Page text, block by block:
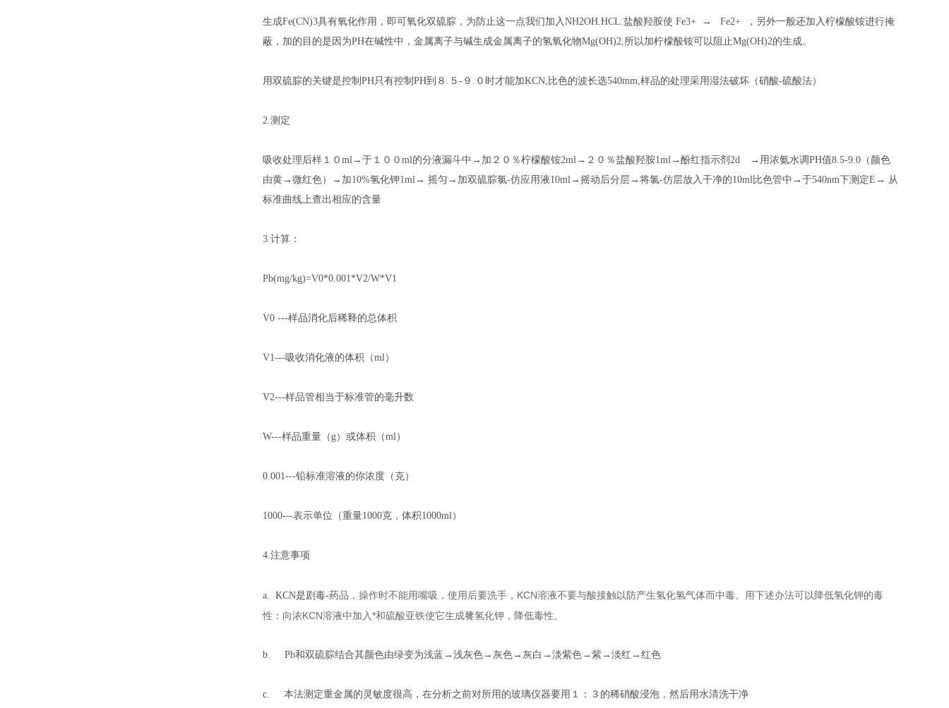
生成Fe(CN)3具有氧化作用，即可氧化双硫腙，为防止这一点我们加入NH2OH.HCL.盐酸羟胺使 Fe3+ → Fe2+ ，另外一般还加入柠檬酸铵进行掩
蔽，加的目的是因为PH在碱性中，金属离子与碱生成金属离子的氢氧化物Mg(OH)2,所以加柠檬酸铵可以阻止Mg(OH)2的生成。
用双硫腙的关键是控制PH只有控制PH到８.５-９.０时才能加KCN,比色的波长选540mm,样品的处理采用湿法破坏（硝酸-硫酸法）
2.测定
吸收处理后样１０ml→于１００ml的分液漏斗中→加２０％柠檬酸铵2ml→２０％盐酸羟胺1ml→酚红指示剂2d →用浓氨水调PH值8.5-9.0（颜色
由黄→微红色）→加10%氢化钾1ml→ 摇匀→加双硫腙氯-仿应用液10ml→摇动后分层→将氯-仿层放入干净的10ml比色管中→于540nm下测定E→ 从
标准曲线上查出相应的含量
3.计算：
Pb(mg/kg)=V0*0.001*V2/W*V1
V0 ---样品消化后稀释的总体积
V1---吸收消化液的体积（ml）
V2---样品管相当于标准管的毫升数
W---样品重量（g）或体积（ml）
0.001---铅标准溶液的你浓度（克）
1000---表示单位（重量1000克，体积1000ml）
4.注意事项
a. KCN是剧毒-药品，操作时不能用嘴吸，使用后要洗手，KCN溶液不要与酸接触以防产生氢化氢气体而中毒。用下述办法可以降低氢化钾的毒
性：向浓KCN溶液中加入*和硫酸亚铁使它生成餮氢化钾，降低毒性。
b. Pb和双硫腙结合其颜色由绿变为浅蓝→浅灰色→灰色→灰白→淡紫色→紫→淡红→红色
c. 本法测定重金属的灵敏度很高，在分析之前对所用的玻璃仪器要用１：３的稀硝酸浸泡，然后用水清洗干净